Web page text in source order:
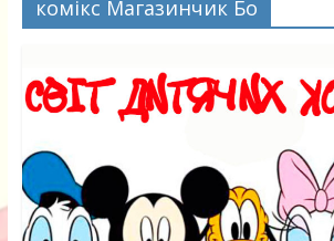
комікс Магазинчик Бо